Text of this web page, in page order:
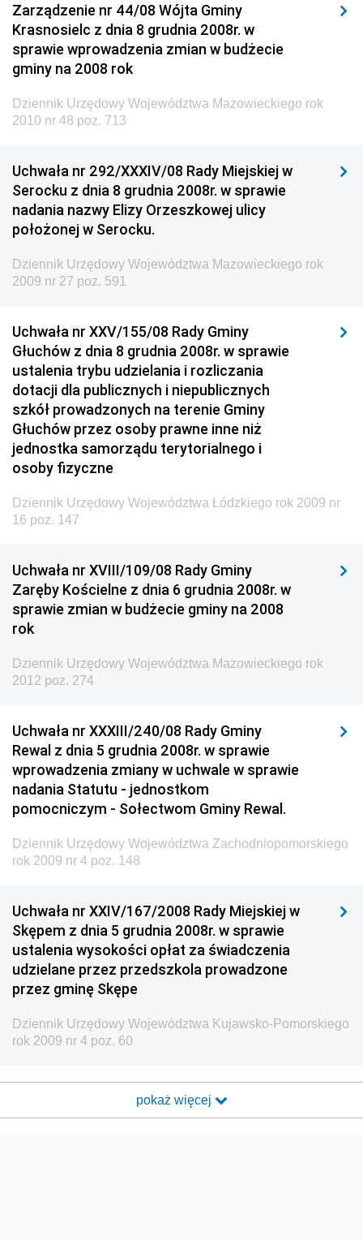
Dziennik Urzędowy Agencji Bezpieczeństwa
Wewnętrznego
Dziennik Urzędowy Urzędu Patentowego
Dziennik Urzędowy Generalnej Dyrekcji Dróg
Dziennik Urzędowy Ministra Administracji i Cyfryzacji
Dziennik Urzędowy Ministra Edukacji
Dziennik Urzędowy Ministra Przemysłu
Dziennik Urzędowy Ministra do Spraw Unii
Europejskiej
Dziennik Urzędowy Agencji Wywiadu
Zarządzenie nr 44/08 Wójta Gminy
Krasnosielc z dnia 8 grudnia 2008r. w
sprawie wprowadzenia zmian w budżecie
gminy na 2008 rok
Dziennik Urzędowy Województwa Mazowieckiego rok
2010 nr 48 poz. 713
Uchwała nr 292/XXXIV/08 Rady Miejskiej w
Serocku z dnia 8 grudnia 2008r. w sprawie
nadania nazwy Elizy Orzeszkowej ulicy
położonej w Serocku.
Dziennik Urzędowy Województwa Mazowieckiego rok
2009 nr 27 poz. 591
Uchwała nr XXV/155/08 Rady Gminy
Głuchów z dnia 8 grudnia 2008r. w sprawie
ustalenia trybu udzielania i rozliczania
dotacji dla publicznych i niepublicznych
szkół prowadzonych na terenie Gminy
Głuchów przez osoby prawne inne niż
jednostka samorządu terytorialnego i
osoby fizyczne
Dziennik Urzędowy Województwa Łódzkiego rok 2009 nr
16 poz. 147
Uchwała nr XVIII/109/08 Rady Gminy
Zaręby Kościelne z dnia 6 grudnia 2008r. w
sprawie zmian w budżecie gminy na 2008
rok
Dziennik Urzędowy Województwa Mazowieckiego rok
2012 poz. 274
Uchwała nr XXXIII/240/08 Rady Gminy
Rewal z dnia 5 grudnia 2008r. w sprawie
wprowadzenia zmiany w uchwale w sprawie
nadania Statutu - jednostkom
pomocniczym - Sołectwom Gminy Rewal.
Dziennik Urzędowy Województwa Zachodniopomorskiego
rok 2009 nr 4 poz. 148
Uchwała nr XXIV/167/2008 Rady Miejskiej w
Skępem z dnia 5 grudnia 2008r. w sprawie
ustalenia wysokości opłat za świadczenia
udzielane przez przedszkola prowadzone
przez gminę Skępe
Dziennik Urzędowy Województwa Kujawsko-Pomorskiego
rok 2009 nr 4 poz. 60
pokaż więcej